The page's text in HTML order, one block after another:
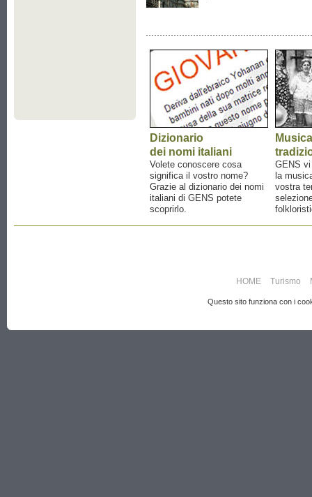
Dizionario
dei nomi italiani
Volete conoscere cosa
significa il vostro nome?
Grazie al dizionario dei nomi
italiani di GENS potete
scoprirlo.
Musica
GENS
la
vostra
HOME Turismo
Questo sito funziona con i